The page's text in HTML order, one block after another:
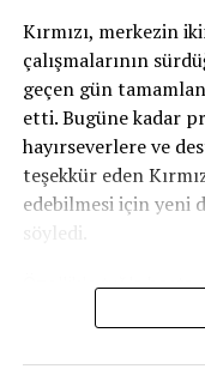
Kırmızı, merkezin
çalışmalarının
geçen gün
etti. Bugüne kadar
hayırseverlere ve
teşekkür eden
edebilmesi için yeni
söyledi.
Özellikle tuğla
malzemelerinin temin
ülkenin geleceğine